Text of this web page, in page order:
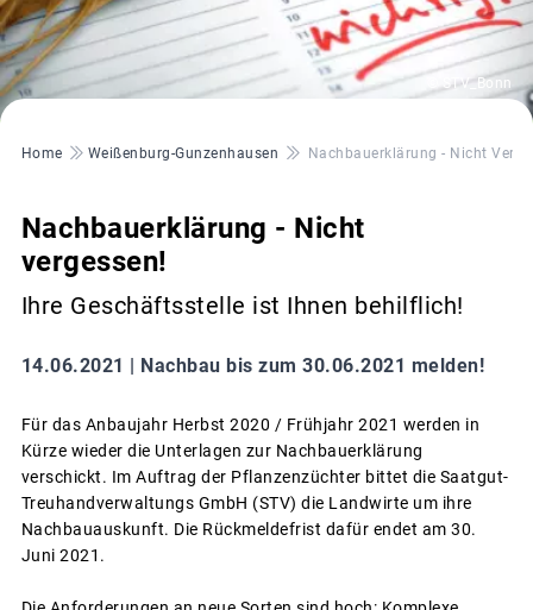
© STV_Bonn
Pfadnavigation
Home Weißenburg-Gunzenhausen Nachbauerklärung - Nicht
Nachbauerklärung - Nicht
vergessen!
Ihre Geschäftsstelle ist Ihnen behilflich!
14.06.2021 | Nachbau bis zum 30.06.2021 melden!
Für das Anbaujahr Herbst 2020 / Frühjahr 2021 werden in
Kürze wieder die Unterlagen zur Nachbauerklärung
verschickt. Im Auftrag der Pflanzenzüchter bittet die Saatgut-
Treuhandverwaltungs GmbH (STV) die Landwirte um ihre
Nachbauauskunft. Die Rückmeldefrist dafür endet am 30.
Juni 2021.